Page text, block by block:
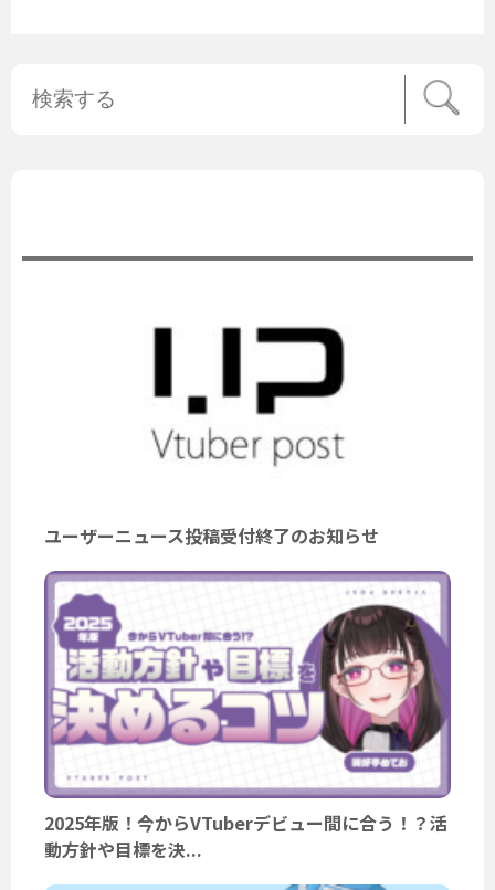
ユーザーニュース投稿受付終了のお知らせ
2025年版！今からVTuberデビュー間に合う！？活
動方針や目標を決...